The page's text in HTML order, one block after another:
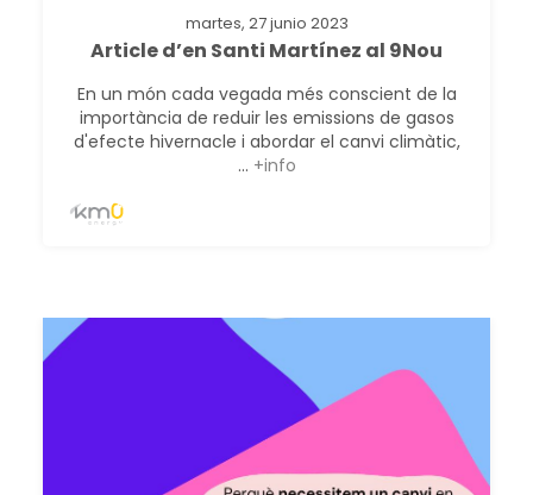
martes, 27 junio 2023
Article d’en Santi Martínez al 9Nou
En un món cada vegada més conscient de la
importància de reduir les emissions de gasos
d'efecte hivernacle i abordar el canvi climàtic,
... +info